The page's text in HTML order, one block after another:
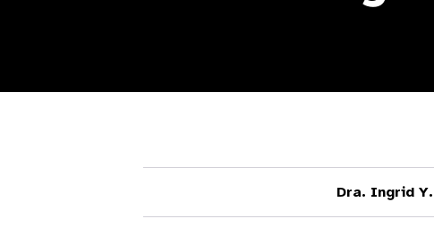
Dra. Ingrid